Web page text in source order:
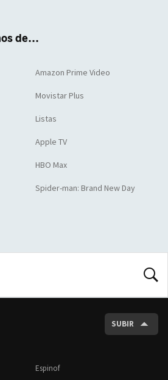
de...
Amazon Prime Video
Movistar Plus
Listas
Apple TV
HBO Max
Spider-man: Brand New Day
SUBIR
Espinof